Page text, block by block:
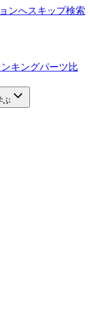
ンへスキップ検索
ンキングパーツ比
ぶ